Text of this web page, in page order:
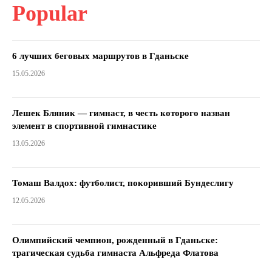
Popular
6 лучших беговых маршрутов в Гданьске
15.05.2026
Лешек Бляник — гимнаст, в честь которого назван
элемент в спортивной гимнастике
13.05.2026
Томаш Валдох: футболист, покоривший Бундеслигу
12.05.2026
Олимпийский чемпион, рожденный в Гданьске:
трагическая судьба гимнаста Альфреда Флатова